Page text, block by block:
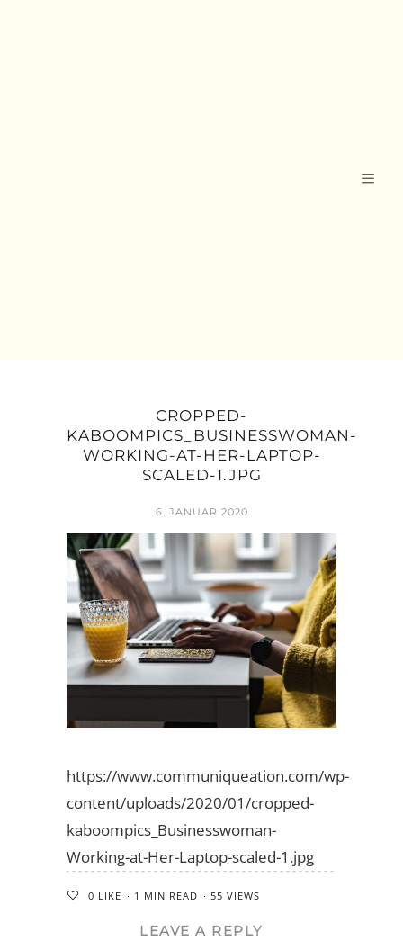
CROPPED-
KABOOMPICS_BUSINESSWOMAN-
WORKING-AT-HER-LAPTOP-
SCALED-1.JPG
6. JANUAR 2020
https://www.communiqueation.com/wp-
content/uploads/2020/01/cropped-
kaboompics_Businesswoman-
Working-at-Her-Laptop-scaled-1.jpg
0 LIKE 1 MIN READ 55 VIEWS
LEAVE A REPLY